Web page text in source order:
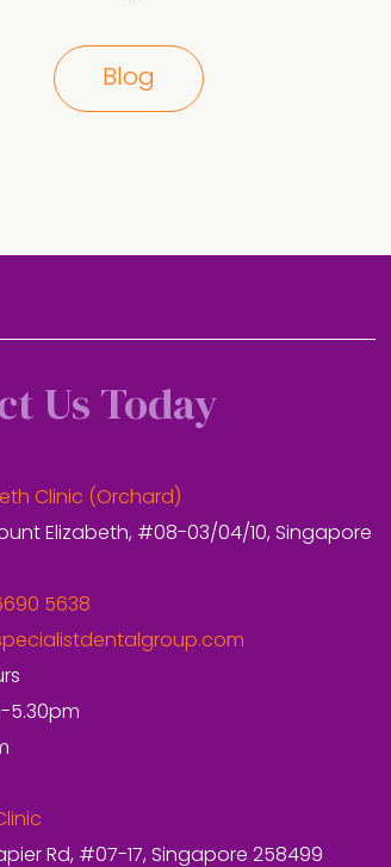
Blog
Us Today
Clinic (Orchard)
Elizabeth, #08-03/04/10, Singapore
5638
5.30pm
Rd, #07-17, Singapore 258499